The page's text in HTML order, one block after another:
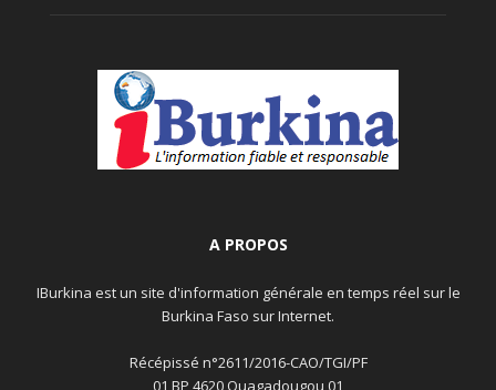
A PROPOS
IBurkina est un site d'information générale en temps réel sur le
Burkina Faso sur Internet.
Récépissé n°2611/2016-CAO/TGI/PF
01 BP 4620 Ouagadougou 01